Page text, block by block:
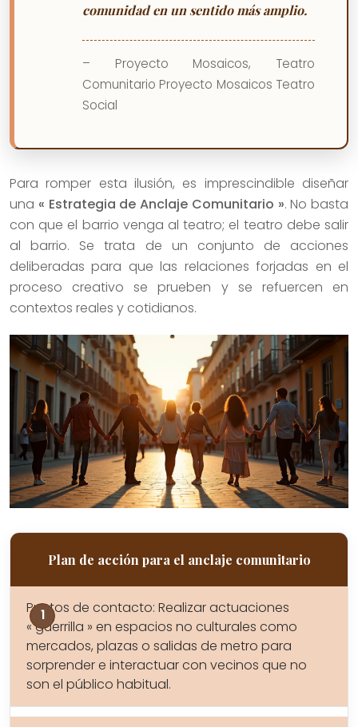
comunidad en un sentido más amplio.
– Proyecto Mosaicos, Teatro
Comunitario Proyecto Mosaicos Teatro
Social
Para romper esta ilusión, es imprescindible diseñar
una « Estrategia de Anclaje Comunitario ». No basta
con que el barrio venga al teatro; el teatro debe salir
al barrio. Se trata de un conjunto de acciones
deliberadas para que las relaciones forjadas en el
proceso creativo se prueben y se refuercen en
contextos reales y cotidianos.
Plan de acción para el anclaje comunitario
Puntos de contacto: Realizar actuaciones
« guerrilla » en espacios no culturales como
mercados, plazas o salidas de metro para
sorprender e interactuar con vecinos que no
son el público habitual.